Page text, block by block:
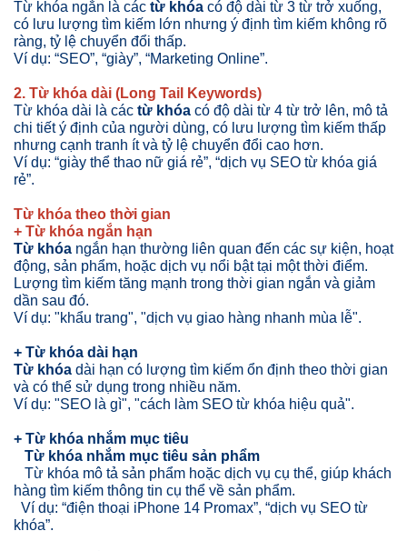
Từ khóa ngắn là các từ khóa có độ dài từ 3 từ trở xuống,
có lưu lượng tìm kiếm lớn nhưng ý định tìm kiếm không rõ
ràng, tỷ lệ chuyển đổi thấp.
Ví dụ: “SEO”, “giày”, “Marketing Online”.
2. Từ khóa dài (Long Tail Keywords)
Từ khóa dài là các từ khóa có độ dài từ 4 từ trở lên, mô tả
chi tiết ý định của người dùng, có lưu lượng tìm kiếm thấp
nhưng cạnh tranh ít và tỷ lệ chuyển đổi cao hơn.
Ví dụ: “giày thể thao nữ giá rẻ”, “dịch vụ SEO từ khóa giá
rẻ”.
Từ khóa theo thời gian
+ Từ khóa ngắn hạn
Từ khóa ngắn hạn thường liên quan đến các sự kiện, hoạt
động, sản phẩm, hoặc dịch vụ nổi bật tại một thời điểm.
Lượng tìm kiếm tăng mạnh trong thời gian ngắn và giảm
dần sau đó.
Ví dụ: "khẩu trang", "dịch vụ giao hàng nhanh mùa lễ".
+ Từ khóa dài hạn
Từ khóa dài hạn có lượng tìm kiếm ổn định theo thời gian
và có thể sử dụng trong nhiều năm.
Ví dụ: "SEO là gì", "cách làm SEO từ khóa hiệu quả".
+ Từ khóa nhắm mục tiêu
Từ khóa nhắm mục tiêu sản phẩm
Từ khóa mô tả sản phẩm hoặc dịch vụ cụ thể, giúp khách
hàng tìm kiếm thông tin cụ thể về sản phẩm.
Ví dụ: “điện thoại iPhone 14 Promax”, “dịch vụ SEO từ
khóa”.